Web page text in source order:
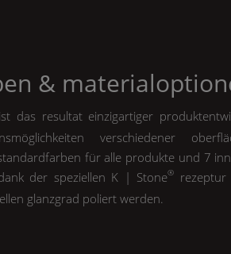
&
das resultat einzigartiger
verschiedener
für alle produkte und 7
der speziellen K | Stone®
rezeptur
glanzgrad poliert werden.